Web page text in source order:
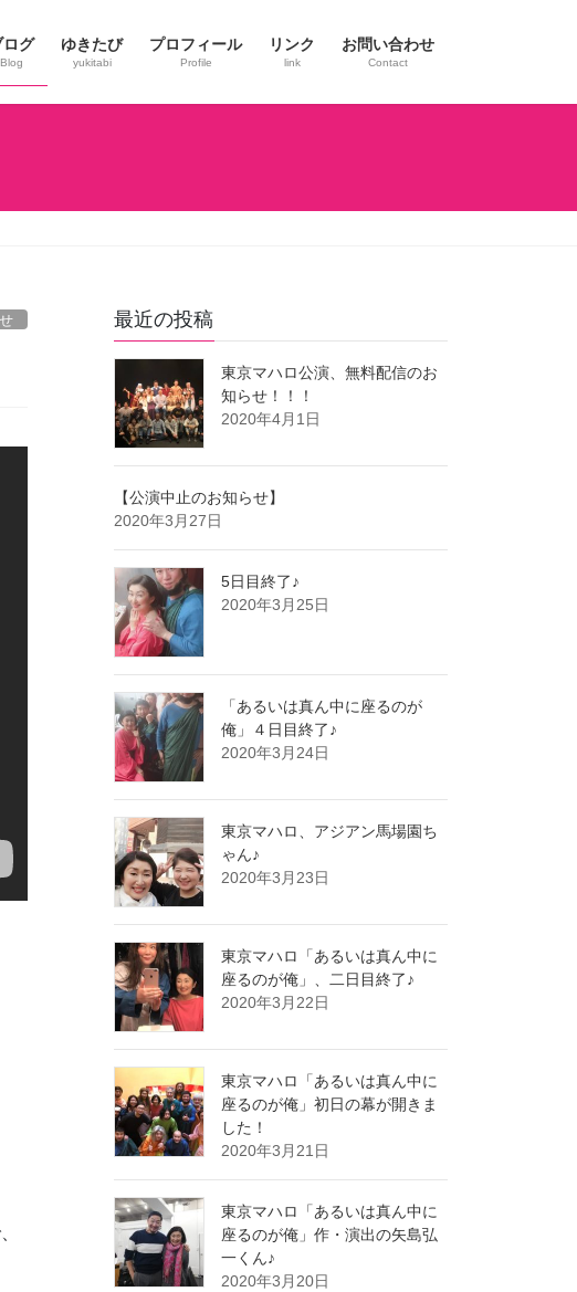
ログ
Blog
ゆきたび
yukitabi
プロフィール
Profile
リンク
link
お問い合わせ
Contact
最近の投稿
東京マハロ公演、無料配信のお
知らせ！！！
2020年4月1日
【公演中止のお知らせ】
2020年3月27日
5日目終了♪
2020年3月25日
「あるいは真ん中に座るのが
俺」４日目終了♪
2020年3月24日
東京マハロ、アジアン馬場園ち
ゃん♪
2020年3月23日
東京マハロ「あるいは真ん中に
座るのが俺」、二日目終了♪
2020年3月22日
東京マハロ「あるいは真ん中に
座るのが俺」初日の幕が開きま
した！
2020年3月21日
東京マハロ「あるいは真ん中に
座るのが俺」作・演出の矢島弘
一くん♪
2020年3月20日